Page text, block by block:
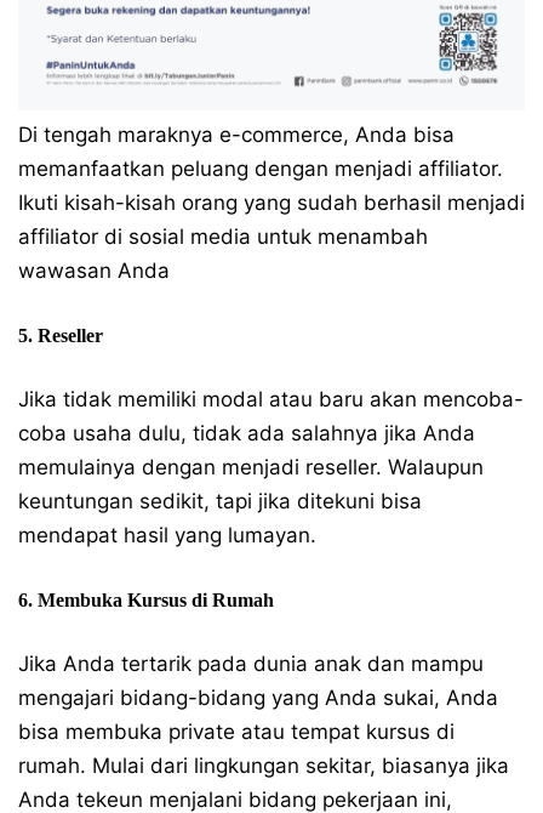
Di tengah maraknya e-commerce, Anda bisa
memanfaatkan peluang dengan menjadi affiliator.
Ikuti kisah-kisah orang yang sudah berhasil menjadi
affiliator di sosial media untuk menambah
wawasan Anda
5. Reseller
Jika tidak memiliki modal atau baru akan mencoba-
coba usaha dulu, tidak ada salahnya jika Anda
memulainya dengan menjadi reseller. Walaupun
keuntungan sedikit, tapi jika ditekuni bisa
mendapat hasil yang lumayan.
6. Membuka Kursus di Rumah
Jika Anda tertarik pada dunia anak dan mampu
mengajari bidang-bidang yang Anda sukai, Anda
bisa membuka private atau tempat kursus di
rumah. Mulai dari lingkungan sekitar, biasanya jika
Anda tekeun menjalani bidang pekerjaan ini,